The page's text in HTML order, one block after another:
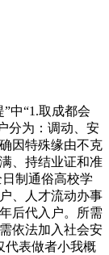
“1.取成都会
分为：调动、安
因特殊缘由不克
、持结业证和准
制通俗高校学
、人才流动办事
后代入户。所需
依法加入社会安
代表做者小我概